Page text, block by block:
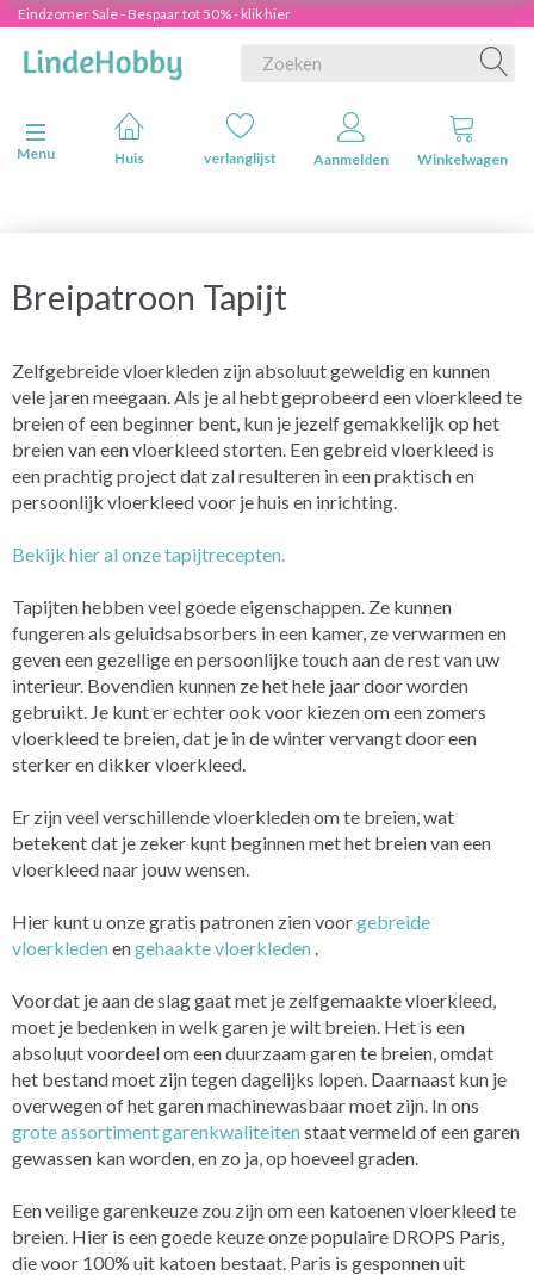
Eindzomer Sale - Bespaar tot 50% - klik hier
Navigatie in-/uitschakelen
Menu
Huis verlanglijst Aanmelden Winkelwagen
Breipatroon Tapijt
Zelfgebreide vloerkleden zijn absoluut geweldig en kunnen
vele jaren meegaan. Als je al hebt geprobeerd een vloerkleed te
breien of een beginner bent, kun je jezelf gemakkelijk op het
breien van een vloerkleed storten. Een gebreid vloerkleed is
een prachtig project dat zal resulteren in een praktisch en
persoonlijk vloerkleed voor je huis en inrichting.
Bekijk hier al onze tapijtrecepten.
Tapijten hebben veel goede eigenschappen. Ze kunnen
fungeren als geluidsabsorbers in een kamer, ze verwarmen en
geven een gezellige en persoonlijke touch aan de rest van uw
interieur. Bovendien kunnen ze het hele jaar door worden
gebruikt. Je kunt er echter ook voor kiezen om een zomers
vloerkleed te breien, dat je in de winter vervangt door een
sterker en dikker vloerkleed.
Er zijn veel verschillende vloerkleden om te breien, wat
betekent dat je zeker kunt beginnen met het breien van een
vloerkleed naar jouw wensen.
Hier kunt u onze gratis patronen zien voorgebreide
vloerkledenengehaakte vloerkleden .
Voordat je aan de slag gaat met je zelfgemaakte vloerkleed,
moet je bedenken in welk garen je wilt breien. Het is een
absoluut voordeel om een duurzaam garen te breien, omdat
het bestand moet zijn tegen dagelijks lopen. Daarnaast kun je
overwegen of het garen machinewasbaar moet zijn. In ons
grote assortiment garenkwaliteitenstaat vermeld of een garen
gewassen kan worden, en zo ja, op hoeveel graden.
Een veilige garenkeuze zou zijn om een katoenen vloerkleed te
breien. Hier is een goede keuze onze populaire DROPS Paris,
die voor 100% uit katoen bestaat. Paris is gesponnen uit